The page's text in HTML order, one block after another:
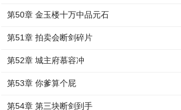
第50章 金玉楼十万中品元石
第51章 拍卖会断剑碎片
第52章 城主府慕容冲
第53章 你爹算个屁
第54章 第三块断剑到手